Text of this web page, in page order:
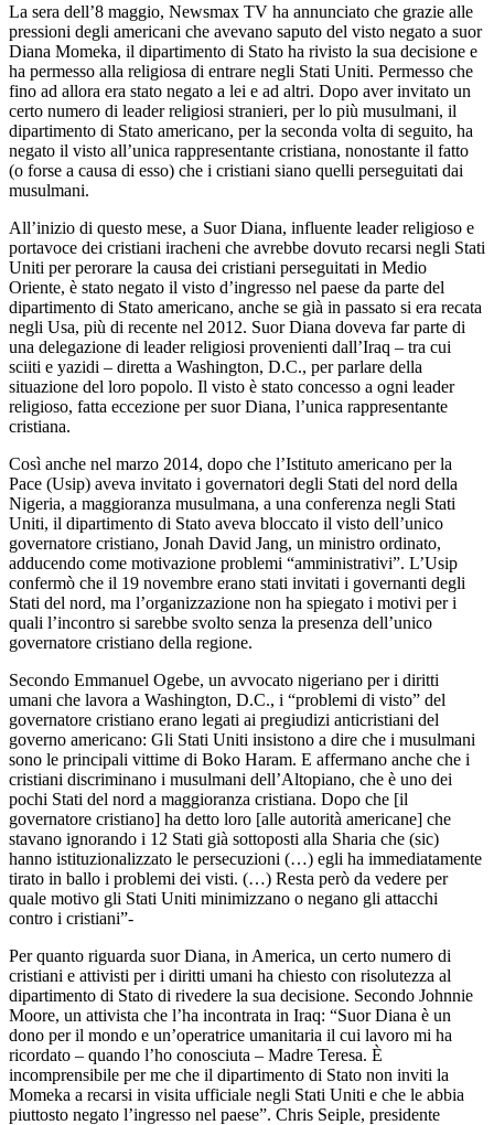
La sera dell’8 maggio, Newsmax TV ha annunciato che grazie alle
pressioni degli americani che avevano saputo del visto negato a suor
Diana Momeka, il dipartimento di Stato ha rivisto la sua decisione e
ha permesso alla religiosa di entrare negli Stati Uniti. Permesso che
fino ad allora era stato negato a lei e ad altri. Dopo aver invitato un
certo numero di leader religiosi stranieri, per lo più musulmani, il
dipartimento di Stato americano, per la seconda volta di seguito, ha
negato il visto all’unica rappresentante cristiana, nonostante il fatto
(o forse a causa di esso) che i cristiani siano quelli perseguitati dai
musulmani.
All’inizio di questo mese, a Suor Diana, influente leader religioso e
portavoce dei cristiani iracheni che avrebbe dovuto recarsi negli Stati
Uniti per perorare la causa dei cristiani perseguitati in Medio
Oriente, è stato negato il visto d’ingresso nel paese da parte del
dipartimento di Stato americano, anche se già in passato si era recata
negli Usa, più di recente nel 2012. Suor Diana doveva far parte di
una delegazione di leader religiosi provenienti dall’Iraq – tra cui
sciiti e yazidi – diretta a Washington, D.C., per parlare della
situazione del loro popolo. Il visto è stato concesso a ogni leader
religioso, fatta eccezione per suor Diana, l’unica rappresentante
cristiana.
Così anche nel marzo 2014, dopo che l’Istituto americano per la
Pace (Usip) aveva invitato i governatori degli Stati del nord della
Nigeria, a maggioranza musulmana, a una conferenza negli Stati
Uniti, il dipartimento di Stato aveva bloccato il visto dell’unico
governatore cristiano, Jonah David Jang, un ministro ordinato,
adducendo come motivazione problemi “amministrativi”. L’Usip
confermò che il 19 novembre erano stati invitati i governanti degli
Stati del nord, ma l’organizzazione non ha spiegato i motivi per i
quali l’incontro si sarebbe svolto senza la presenza dell’unico
governatore cristiano della regione.
Secondo Emmanuel Ogebe, un avvocato nigeriano per i diritti
umani che lavora a Washington, D.C., i “problemi di visto” del
governatore cristiano erano legati ai pregiudizi anticristiani del
governo americano: Gli Stati Uniti insistono a dire che i musulmani
sono le principali vittime di Boko Haram. E affermano anche che i
cristiani discriminano i musulmani dell’Altopiano, che è uno dei
pochi Stati del nord a maggioranza cristiana. Dopo che [il
governatore cristiano] ha detto loro [alle autorità americane] che
stavano ignorando i 12 Stati già sottoposti alla Sharia che (sic)
hanno istituzionalizzato le persecuzioni (…) egli ha immediatamente
tirato in ballo i problemi dei visti. (…) Resta però da vedere per
quale motivo gli Stati Uniti minimizzano o negano gli attacchi
contro i cristiani”-
Per quanto riguarda suor Diana, in America, un certo numero di
cristiani e attivisti per i diritti umani ha chiesto con risolutezza al
dipartimento di Stato di rivedere la sua decisione. Secondo Johnnie
Moore, un attivista che l’ha incontrata in Iraq: “Suor Diana è un
dono per il mondo e un’operatrice umanitaria il cui lavoro mi ha
ricordato – quando l’ho conosciuta – Madre Teresa. È
incomprensibile per me che il dipartimento di Stato non inviti la
Momeka a recarsi in visita ufficiale negli Stati Uniti e che le abbia
piuttosto negato l’ingresso nel paese”. Chris Seiple, presidente